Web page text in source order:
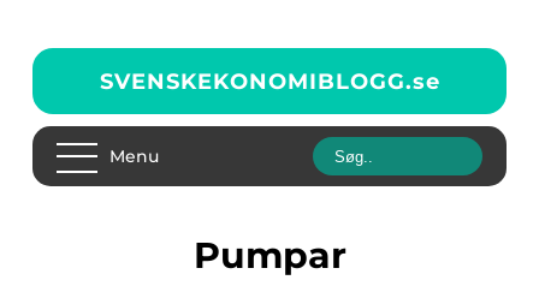
SVENSKEKONOMIBLOGG.se
Menu
pumpar